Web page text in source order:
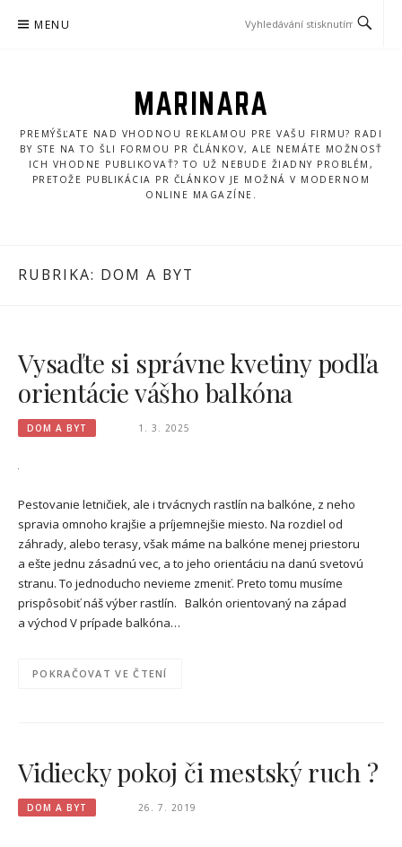
MENU
MARINARA
PREMÝŠĽATE NAD VHODNOU REKLAMOU PRE VAŠU FIRMU? RADI
BY STE NA TO ŠLI FORMOU PR ČLÁNKOV, ALE NEMÁTE MOŽNOSŤ
ICH VHODNE PUBLIKOVAŤ? TO UŽ NEBUDE ŽIADNY PROBLÉM,
PRETOŽE PUBLIKÁCIA PR ČLÁNKOV JE MOŽNÁ V MODERNOM
ONLINE MAGAZÍNE.
RUBRIKA: DOM A BYT
Vysaďte si správne kvetiny podľa
orientácie vášho balkóna
DOM A BYT 1. 3. 2025
Pestovanie letničiek, ale i trvácnych rastlín na balkóne, z neho
spravia omnoho krajšie a príjemnejšie miesto. Na rozdiel od
záhrady, alebo terasy, však máme na balkóne menej priestoru
a ešte jednu zásadnú vec, a to jeho orientáciu na danú svetovú
stranu. To jednoducho nevieme zmeniť. Preto tomu musíme
prispôsobiť náš výber rastlín. Balkón orientovaný na západ
a východ V prípade balkóna…
POKRAČOVAT VE ČTENÍ
Vidiecky pokoj či mestský ruch ?
DOM A BYT 26. 7. 2019